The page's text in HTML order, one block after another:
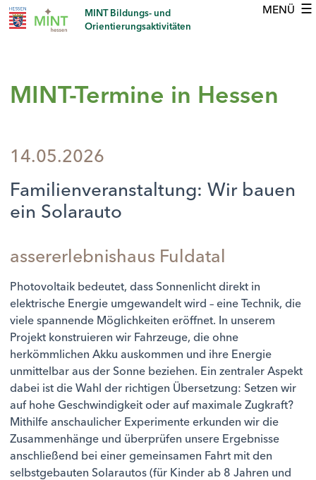
MINT Bildungs- und
Orientierungsaktivitäten
☰
MINT-Termine in Hessen
14.05.2026
Familienveranstaltung: Wir bauen
ein Solarauto
assererlebnishaus Fuldatal
Photovoltaik bedeutet, dass Sonnenlicht direkt in
elektrische Energie umgewandelt wird – eine Technik, die
viele spannende Möglichkeiten eröffnet. In unserem
Projekt konstruieren wir Fahrzeuge, die ohne
herkömmlichen Akku auskommen und ihre Energie
unmittelbar aus der Sonne beziehen. Ein zentraler Aspekt
dabei ist die Wahl der richtigen Übersetzung: Setzen wir
auf hohe Geschwindigkeit oder auf maximale Zugkraft?
Mithilfe anschaulicher Experimente erkunden wir die
Zusammenhänge und überprüfen unsere Ergebnisse
anschließend bei einer gemeinsamen Fahrt mit den
selbstgebauten Solarautos (für Kinder ab 8 Jahren und